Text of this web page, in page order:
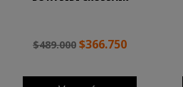
$489.000 $366.750